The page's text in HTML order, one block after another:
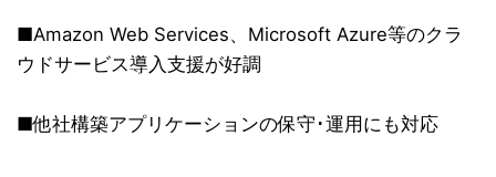
■Amazon Web Services、Microsoft Azure等のクラ
ウドサービス導入支援が好調
■他社構築アプリケーションの保守･運用にも対応